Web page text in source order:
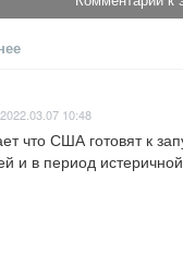
2022.03.07 10:48
что США готовят к
и в период